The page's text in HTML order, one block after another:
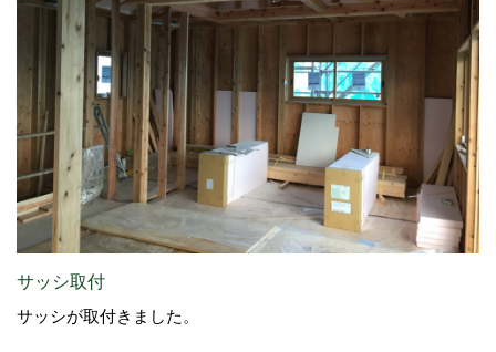
サッシ取付
サッシが取付きました。